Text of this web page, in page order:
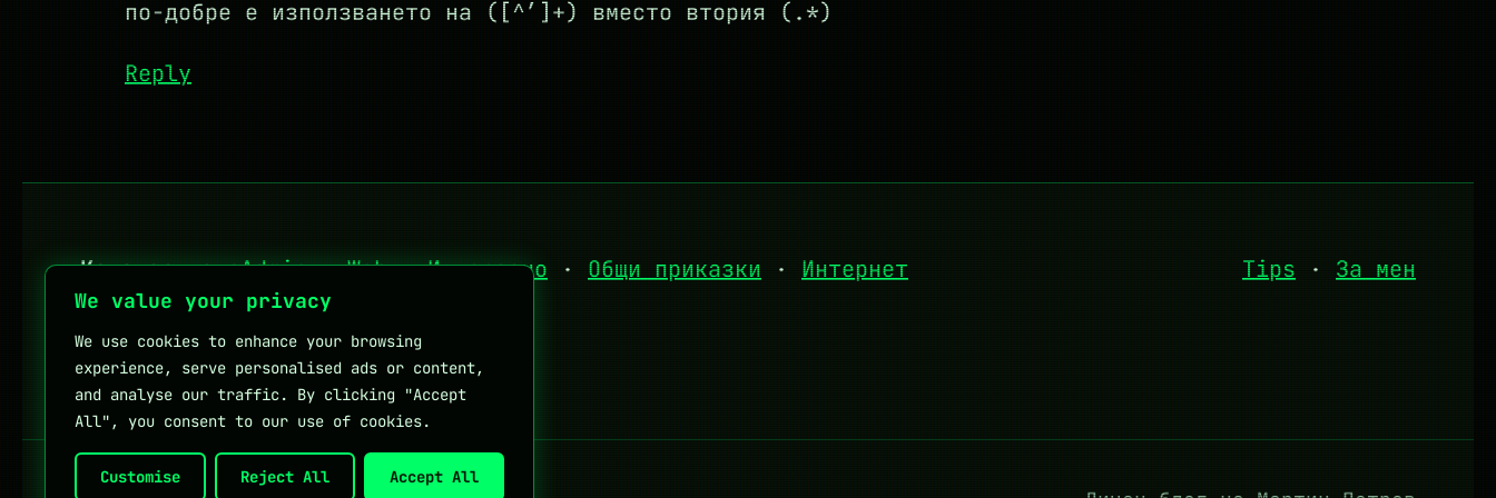
We value your privacy
We use cookies to enhance your browsing
experience, serve personalised ads or content,
and analyse our traffic. By clicking "Accept
All", you consent to our use of cookies.
Customise Reject All Accept All
по-добре е използването на ([^’]+) вместо втория (.*)
Reply
Категории: sAdmin·Web·Интересно · Общи приказки · Интернет Tips · За мен
Личен блог на Мартин Петров